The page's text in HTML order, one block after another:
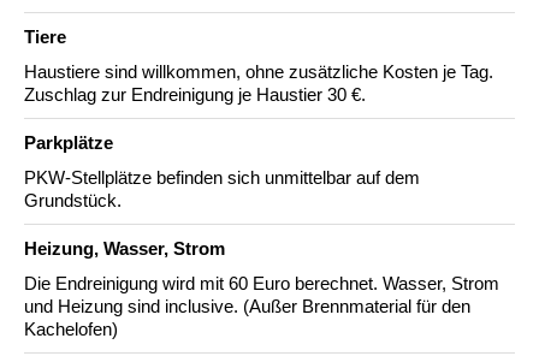
Tiere
Haustiere sind willkommen, ohne zusätzliche Kosten je Tag.
Zuschlag zur Endreinigung je Haustier 30 €.
Parkplätze
PKW-Stellplätze befinden sich unmittelbar auf dem
Grundstück.
Heizung, Wasser, Strom
Die Endreinigung wird mit 60 Euro berechnet. Wasser, Strom
und Heizung sind inclusive. (Außer Brennmaterial für den
Kachelofen)